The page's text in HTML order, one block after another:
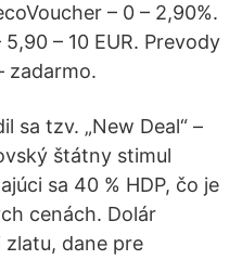
– 0 – 2,90%.
– 10 EUR. Prevody
zadarmo.
sa tzv. „New Deal“ –
štátny stimul
sa 40 % HDP, čo je
cenách. Dolár
dane pre